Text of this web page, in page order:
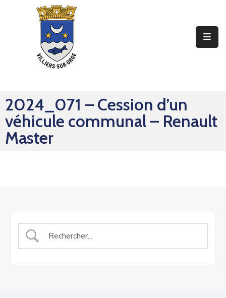
Mes
Sorties
2024_071 – Cession d’un
véhicule communal – Renault
Master